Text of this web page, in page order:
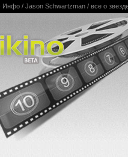
/ Jason Schwartzman / все о